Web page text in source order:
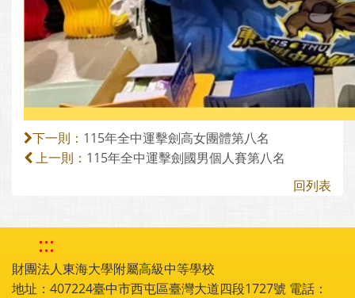
下一則： 115年全中運擊劍高女團體第八名
上一則： 115年全中運擊劍國男個人賽第八名
回列表
:::
財團法人東海大學附屬高級中等學校
地址：407224臺中市西屯區臺灣大道四段1727號 電話：